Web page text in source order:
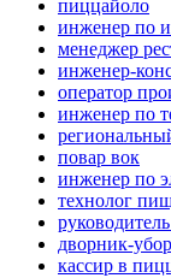
пиццайоло
инженер по
менеджер
инженер-
оператор
инженер по
повар вок
инженер по
технолог
дворник-
кассир в